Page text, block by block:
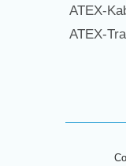
ATEX-
ATEX-